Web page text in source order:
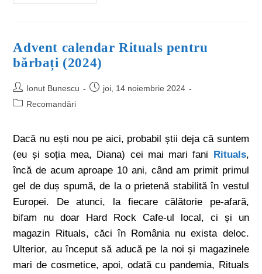
Advent calendar Rituals pentru
bărbați (2024)
Ionut Bunescu
joi, 14 noiembrie 2024
Recomandări
Dacă nu ești nou pe aici, probabil știi deja că suntem
(eu și soția mea, Diana) cei mai mari fani Rituals,
încă de acum aproape 10 ani, când am primit primul
gel de duș spumă, de la o prietenă stabilită în vestul
Europei. De atunci, la fiecare călătorie pe-afară,
bifam nu doar Hard Rock Cafe-ul local, ci și un
magazin Rituals, căci în România nu exista deloc.
Ulterior, au început să aducă pe la noi și magazinele
mari de cosmetice, apoi, odată cu pandemia, Rituals